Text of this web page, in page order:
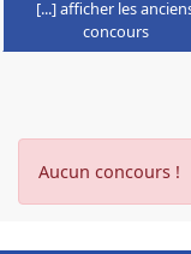
[...] afficher les
concours
Aucun concours !